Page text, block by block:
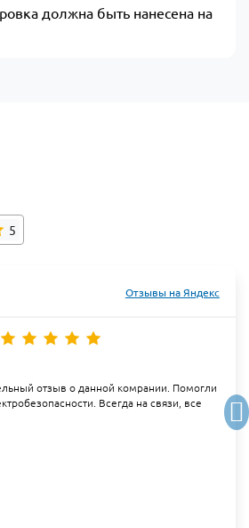
должна быть нанесена на
5
Отзывы на Яндекс
отзыв о данной комрании. Помогли
Всегда на связи, все